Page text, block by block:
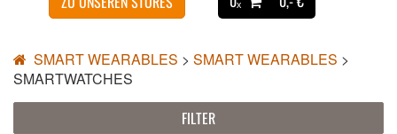
SMART WEARABLES > SMART WEARABLES >
SMARTWATCHES
FILTER